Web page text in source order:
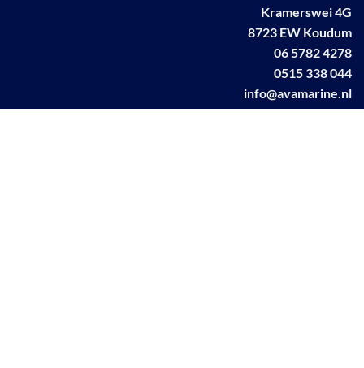
Kramerswei 4G
8723 EW Koudum
06 5782 4278
0515 338 044
info@avamarine.nl